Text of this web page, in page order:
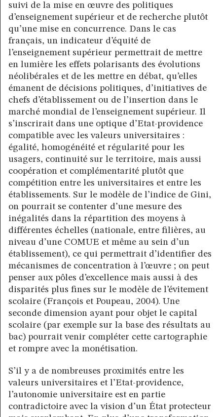
suivi de la mise en œuvre des politiques
d’enseignement supérieur et de recherche plutôt
qu’une mise en concurrence. Dans le cas
français, un indicateur d’équité de
l’enseignement supérieur permettrait de mettre
en lumière les effets polarisants des évolutions
néolibérales et de les mettre en débat, qu’elles
émanent de décisions politiques, d’initiatives de
chefs d’établissement ou de l’insertion dans le
marché mondial de l’enseignement supérieur. Il
s’inscrirait dans une optique d’Etat-providence
compatible avec les valeurs universitaires :
égalité, homogénéité et régularité pour les
usagers, continuité sur le territoire, mais aussi
coopération et complémentarité plutôt que
compétition entre les universitaires et entre les
établissements. Sur le modèle de l’indice de Gini,
on pourrait se contenter d’une mesure des
inégalités dans la répartition des moyens à
différentes échelles (nationale, entre filières, au
niveau d’une COMUE et même au sein d’un
établissement), ce qui permettrait d’identifier des
mécanismes de concentration à l’œuvre ; on peut
penser aux pôles d’excellence mais aussi à des
disparités plus fines sur le modèle de l’évitement
scolaire (François et Poupeau, 2004). Une
seconde dimension ayant pour objet le capital
scolaire (par exemple sur la base des résultats au
bac) pourrait venir compléter cette cartographie
et rompre avec la monétisation.
S’il y a de nombreuses proximités entre les
valeurs universitaires et l’Etat-providence,
l’autonomie universitaire est en partie
contradictoire avec la vision d’un État protecteur